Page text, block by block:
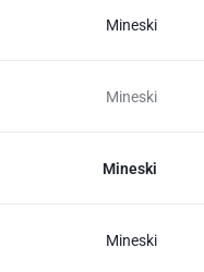
Mineski
Mineski
Mineski
Mineski